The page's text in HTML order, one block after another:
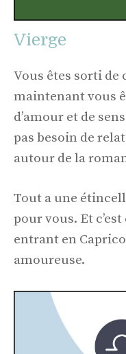
Vierge
Vous êtes sorti de
maintenant vous
d’amour et de
pas besoin de
autour de la
Tout a une
pour vous. Et
entrant en
amoureuse.